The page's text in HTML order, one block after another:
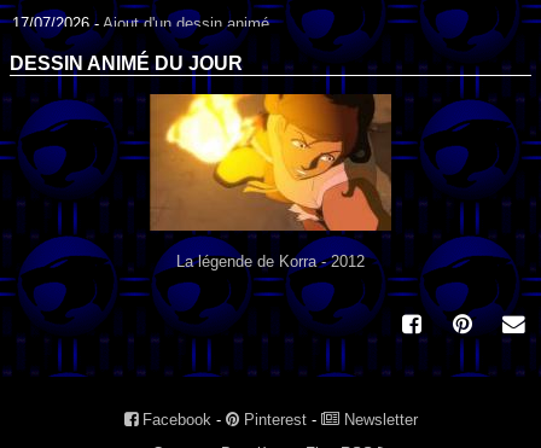
17/07/2026 - Ajout d'un dessin animé
Ajout du dessin animé Heidi (1995) dans la liste.
09/07/2026 -Ajout d'un dessin animé
Ajout du dessin animé Genki l'Aventurier de la Chance (2006) dans la
liste.
04/07/2026 -
Ajout d'un dessin animé
Ajout du dessin animé Vilain Petit Canard (2000) dans la liste.
04/07/2026 -Ajout d'un dessin animé
Ajout du dessin animé Le Noël du vilain petit canard (2003) dans la liste.
DESSIN ANIMÉ DU JOUR
La légende de Korra - 2012
Facebook - Pinterest-
Newsletter